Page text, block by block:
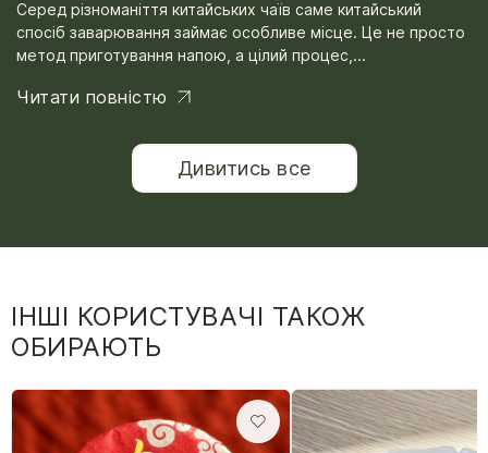
Серед різноманіття китайських чаїв саме китайський
спосіб заварювання займає особливе місце. Це не просто
метод приготування напою, а цілий процес,...
Читати повністю
Дивитись все
ІНШІ КОРИСТУВАЧІ ТАКОЖ
ОБИРАЮТЬ